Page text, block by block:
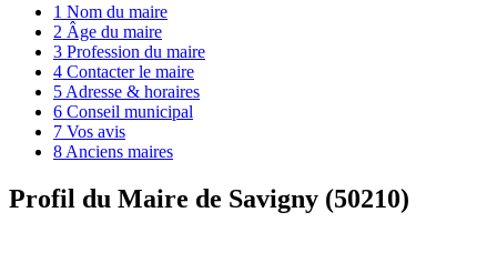
1 Nom du maire
2 Âge du maire
3 Profession du maire
4 Contacter le maire
5 Adresse & horaires
6 Conseil municipal
7 Vos avis
8 Anciens maires
Profil du Maire de Savigny (50210)